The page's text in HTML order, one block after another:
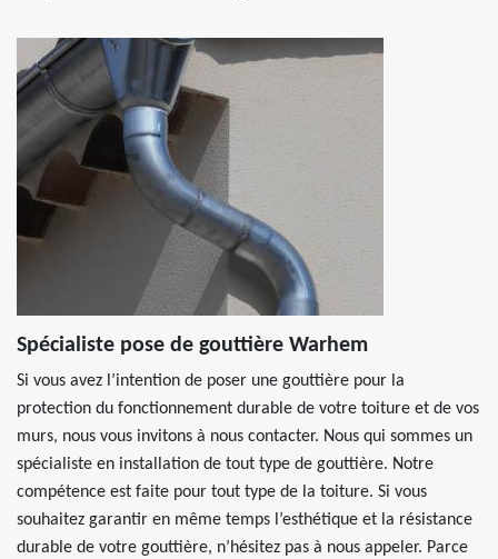
Spécialiste pose de gouttière Warhem
Si vous avez l’intention de poser une gouttière pour la
protection du fonctionnement durable de votre toiture et de vos
murs, nous vous invitons à nous contacter. Nous qui sommes un
spécialiste en installation de tout type de gouttière. Notre
compétence est faite pour tout type de la toiture. Si vous
souhaitez garantir en même temps l’esthétique et la résistance
durable de votre gouttière, n’hésitez pas à nous appeler. Parce